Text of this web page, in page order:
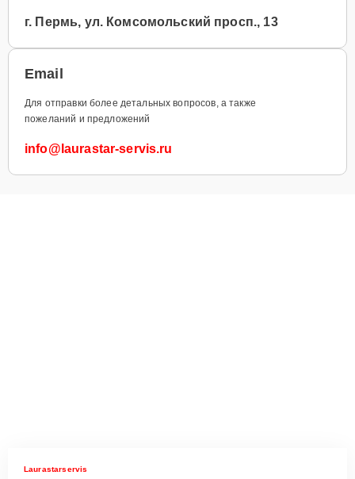
г. Пермь, ул. Комсомольский просп., 13
Email
Для отправки более детальных вопросов, а также
пожеланий и предложений
info@laurastar-servis.ru
Laurastarservis